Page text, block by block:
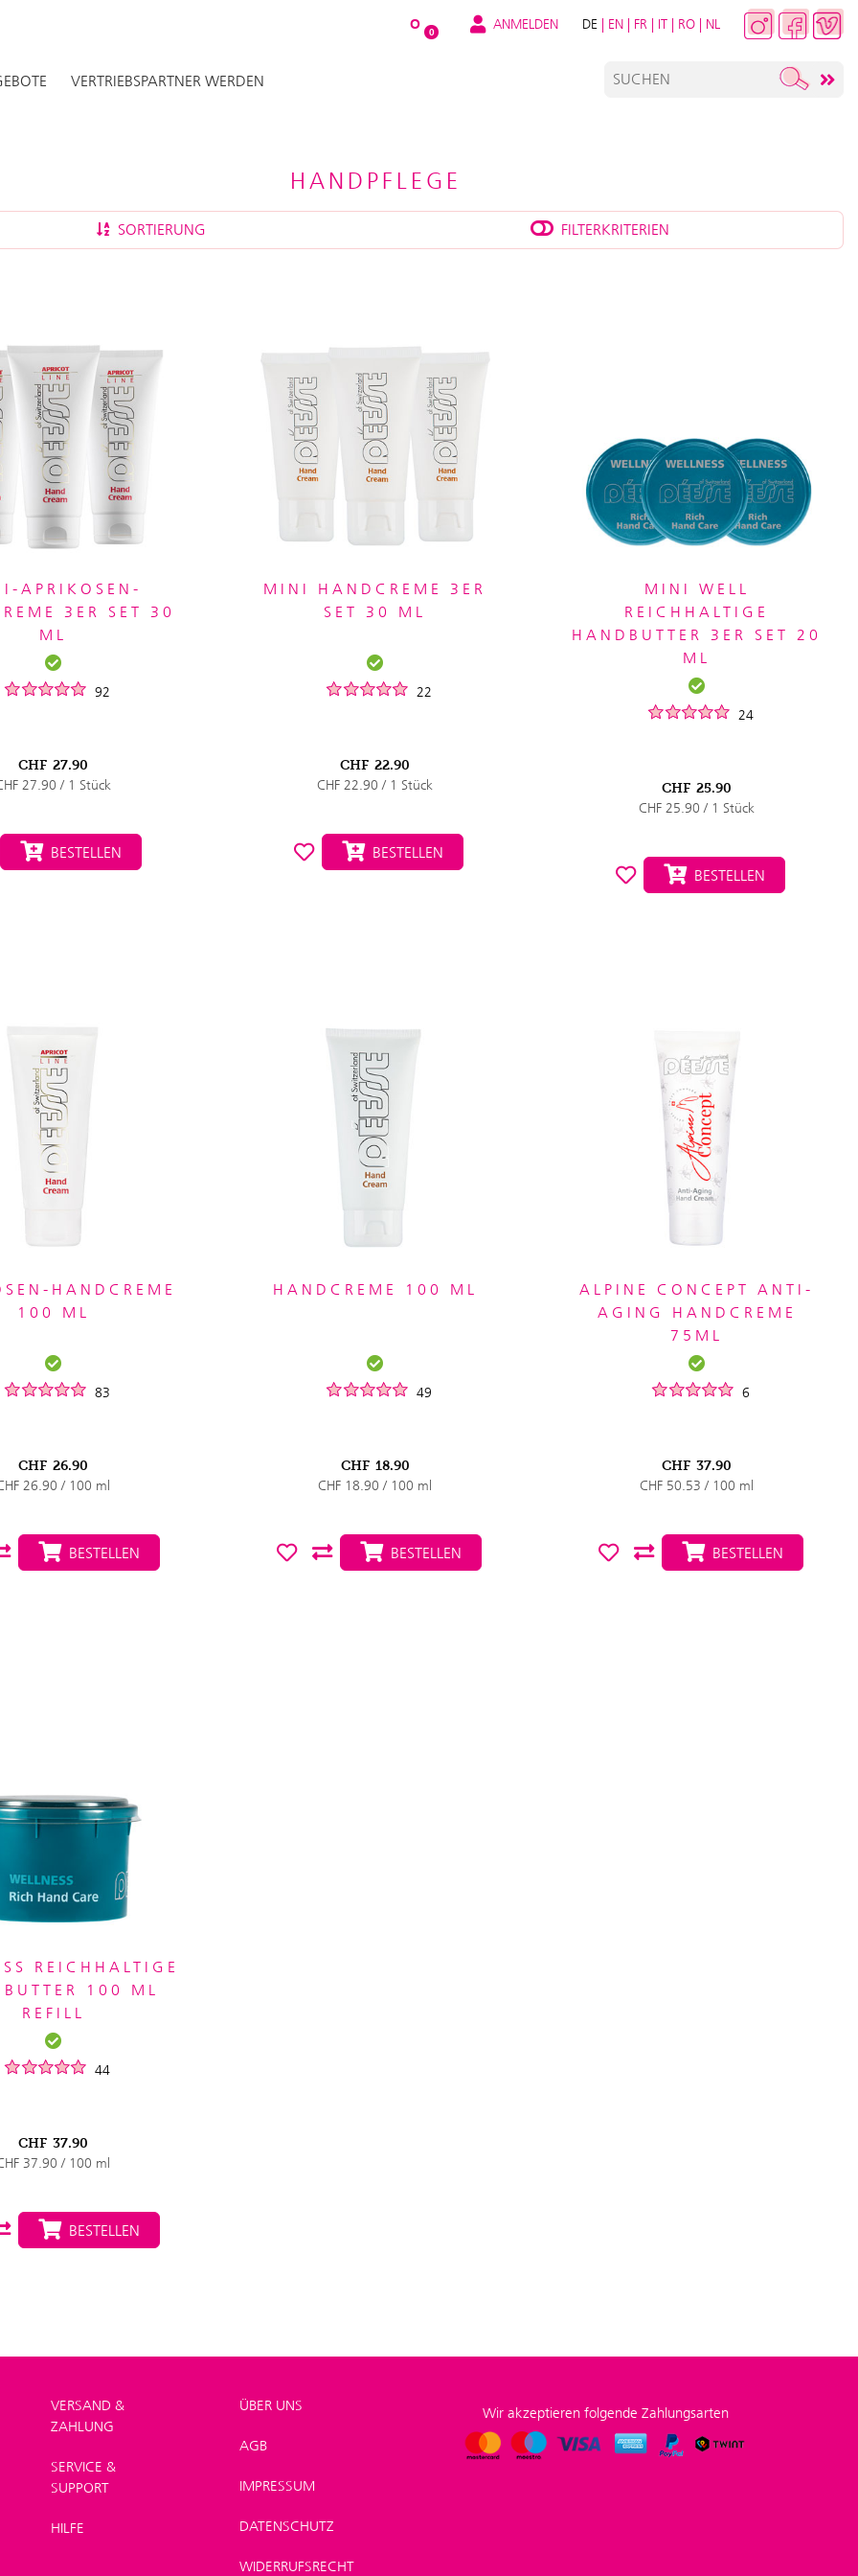
O 0 ANMELDEN DE | EN | FR | IT | RO | NL
VERTRIEBSPARTNER WERDEN
HANDPFLEGE
SORTIERUNG FILTERKRITERIEN
APRIKOSEN-
3ER SET 30
ML
92
CHF 27.90
27.90 / 1 Stück
BESTELLEN
MINI HANDCREME 3ER
SET 30 ML
22
CHF 22.90
CHF 22.90 / 1 Stück
BESTELLEN
MINI WELL
REICHHALTIGE
HANDBUTTER 3ER SET 20
ML
24
CHF 25.90
CHF 25.90 / 1 Stück
BESTELLEN
HANDCREME
100 ML
83
CHF 26.90
26.90 / 100 ml
BESTELLEN
HANDCREME 100 ML
49
CHF 18.90
CHF 18.90 / 100 ml
BESTELLEN
ALPINE CONCEPT ANTI-
AGING HANDCREME
75ML
6
CHF 37.90
CHF 50.53 / 100 ml
BESTELLEN
REICHHALTIGE
100 ML
REFILL
44
CHF 37.90
37.90 / 100 ml
BESTELLEN
VERSAND &
ZAHLUNG
SERVICE &
SUPPORT
HILFE
ÜBER UNS
AGB
IMPRESSUM
DATENSCHUTZ
WIDERRUFSRECHT
Wir akzeptieren folgende Zahlungsarten